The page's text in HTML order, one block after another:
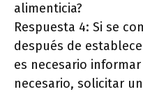
alimenticia?
Respuesta 4: Si se
después de
es necesario
necesario, solicitar